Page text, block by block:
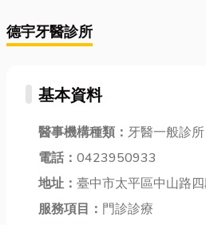
德宇牙醫診所
基本資料
醫事機構種類： 牙醫一般診所
電話： 0423950933
地址： 臺中市太平區中山路
服務項目： 門診診療